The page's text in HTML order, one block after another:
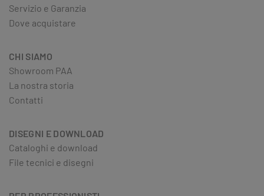
Servizio e Garanzia
Dove acquistare
CHI SIAMO
Showroom PAA
La nostra storia
Contatti
DISEGNI E DOWNLOAD
Cataloghi e download
File tecnici e disegni